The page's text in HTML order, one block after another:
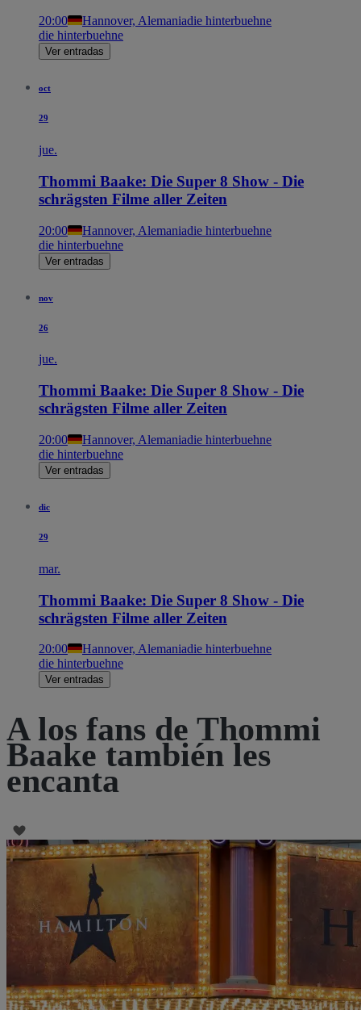
20:00 Hannover, Alemaniadie hinterbuehne
die hinterbuehne
Ver entradas
oct
29
jue.
Thommi Baake: Die Super 8 Show - Die
schrägsten Filme aller Zeiten
20:00 Hannover, Alemaniadie hinterbuehne
die hinterbuehne
Ver entradas
nov
26
jue.
Thommi Baake: Die Super 8 Show - Die
schrägsten Filme aller Zeiten
20:00 Hannover, Alemaniadie hinterbuehne
die hinterbuehne
Ver entradas
dic
29
mar.
Thommi Baake: Die Super 8 Show - Die
schrägsten Filme aller Zeiten
20:00 Hannover, Alemaniadie hinterbuehne
die hinterbuehne
Ver entradas
A los fans de Thommi
Baake también les
encanta